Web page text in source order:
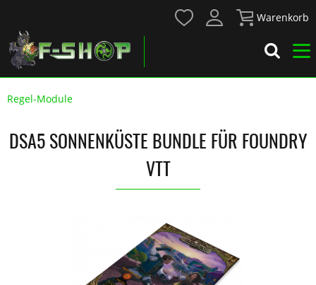
Warenkorb
Regel-Module
DSA5 SONNENKÜSTE BUNDLE FÜR FOUNDRY
VTT